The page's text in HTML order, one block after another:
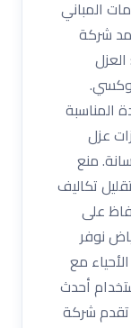
المباني
شركة
المناسبة
عزل
منع
تكاليف
على
نوفر
مع
أحدث
تقدم شركة